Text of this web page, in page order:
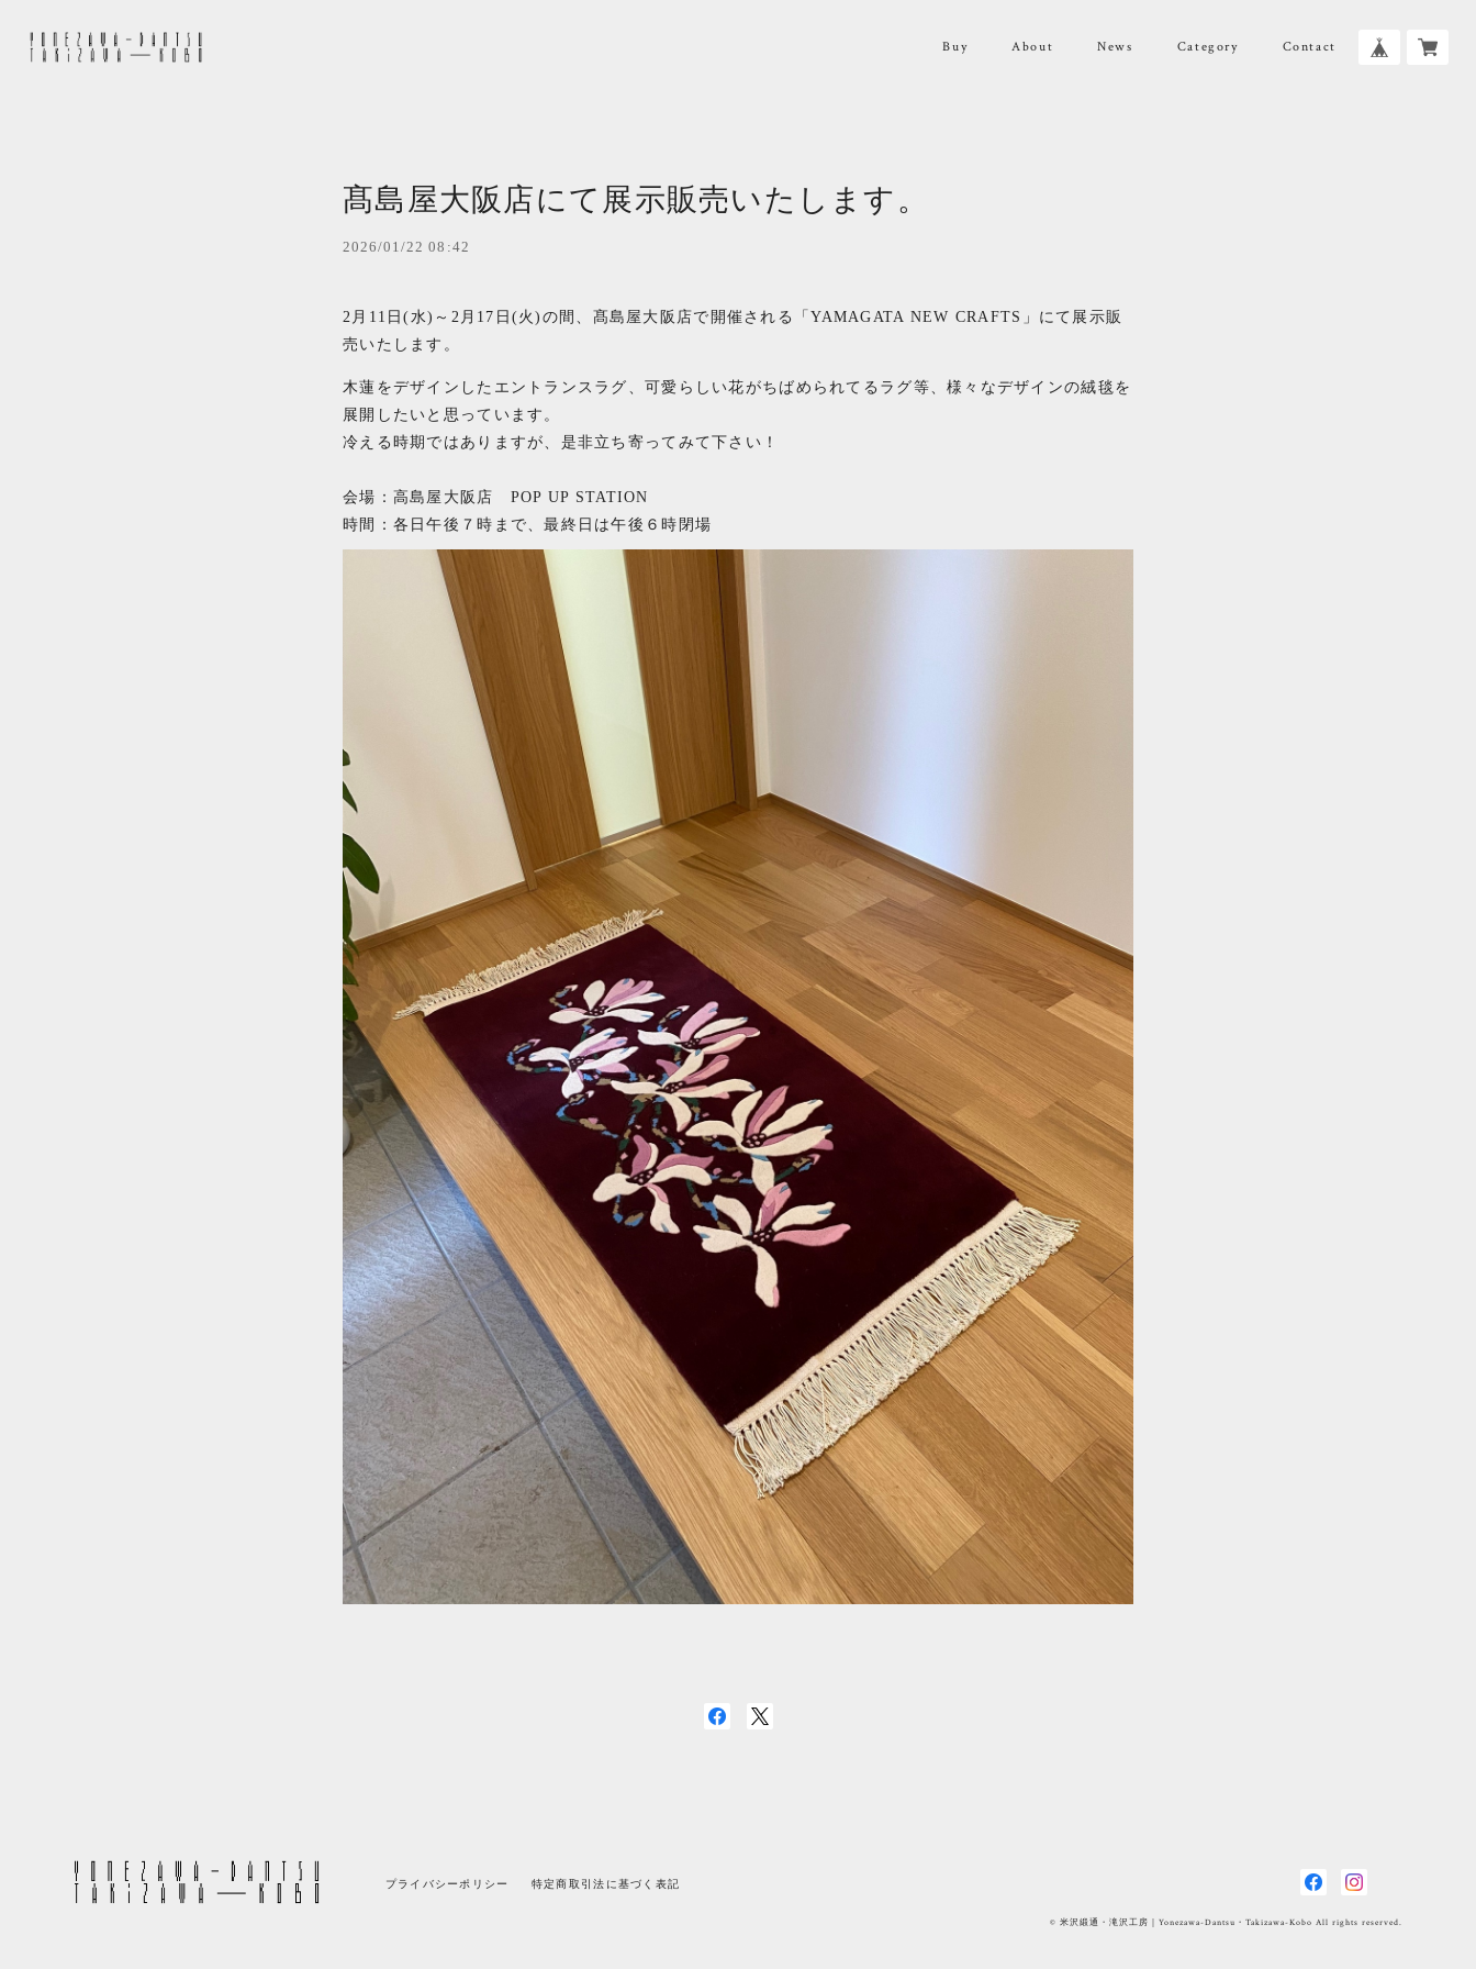
Buy About News Category Contact
髙島屋大阪店にて展示販売いたします。
2026/01/22 08:42
2月11日(水)～2月17日(火)の間、髙島屋大阪店で開催される「YAMAGATA NEW CRAFTS」にて展示販
売いたします。
木蓮をデザインしたエントランスラグ、可愛らしい花がちばめられてるラグ等、様々なデザインの絨毯を
展開したいと思っています。
冷える時期ではありますが、是非立ち寄ってみて下さい！
会場：高島屋大阪店 POP UP STATION
時間：各日午後７時まで、最終日は午後６時閉場
プライバシーポリシー 特定商取引法に基づく表記
© 米沢緞通・滝沢工房｜Yonezawa-Dantsu・Takizawa-Kobo All rights reserved.